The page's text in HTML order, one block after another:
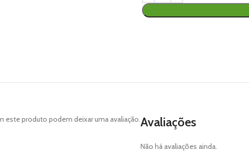
Avaliações
Não há avaliações ainda.
este produto podem deixar uma avaliação.